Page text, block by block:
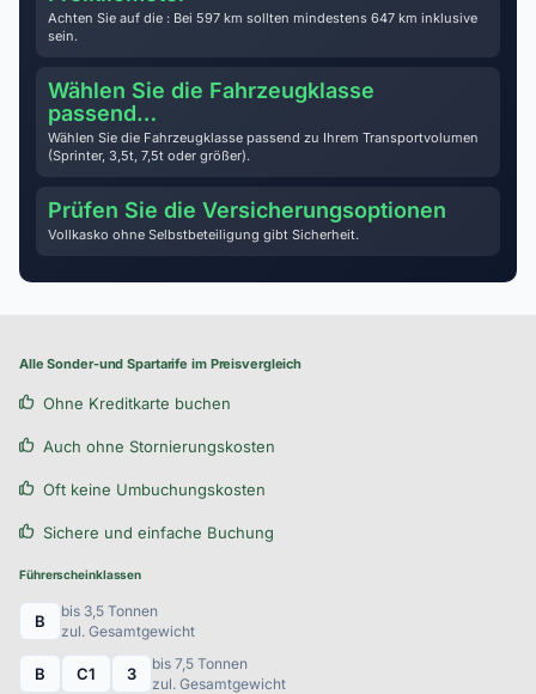
Achten Sie auf die : Bei 597 km sollten mindestens 647 km inklusive
sein.
Wählen Sie die Fahrzeugklasse
passend…
Wählen Sie die Fahrzeugklasse passend zu Ihrem Transportvolumen
(Sprinter, 3,5t, 7,5t oder größer).
Prüfen Sie die Versicherungsoptionen
Vollkasko ohne Selbstbeteiligung gibt Sicherheit.
Alle Sonder-und Spartarife im Preisvergleich
Ohne Kreditkarte buchen
Auch ohne Stornierungskosten
Oft keine Umbuchungskosten
Sichere und einfache Buchung
Führerscheinklassen
B
bis 3,5 Tonnen
zul. Gesamtgewicht
B C1 3
bis 7,5 Tonnen
zul. Gesamtgewicht